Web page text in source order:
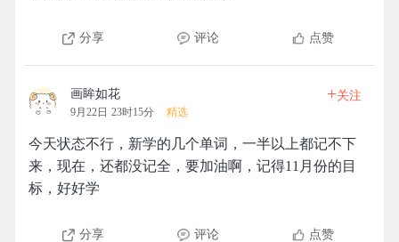
分享 评论 点赞
画眸如花
9月22日 23时15分 精选
+关注
今天状态不行，新学的几个单词，一半以上都记不下
来，现在，还都没记全，要加油啊，记得11月份的目
标，好好学
分享 评论 点赞